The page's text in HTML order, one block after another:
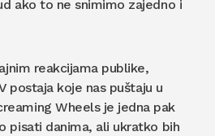
ako to ne snimimo zajedno i
reakcijama publike,
postaja koje nas puštaju u
Wheels je jedna pak
pisati danima, ali ukratko bih